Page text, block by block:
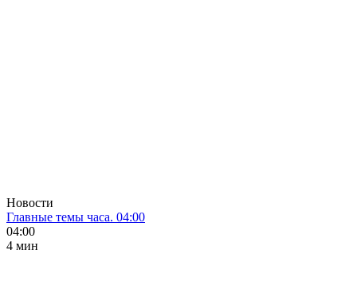
Новости
Главные темы часа. 04:00
04:00
4 мин